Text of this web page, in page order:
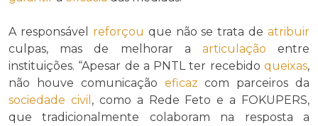
A responsável reforçou que não se trata de atribuir
culpas, mas de melhorar a articulação entre
instituições. “Apesar de a PNTL ter recebido queixas,
não houve comunicação eficaz com parceiros da
sociedade civil , como a Rede Feto e a FOKUPERS,
que tradicionalmente colaboram na resposta a